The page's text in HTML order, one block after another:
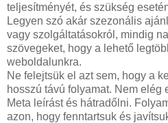
teljesítményét, és szükség
Legyen szó akár szezonális
vagy szolgáltatásokról, mindig
szövegeket, hogy a lehető
weboldalunkra.
Ne felejtsük el azt sem, hogy a
hosszú távú folyamat. Nem elég
Meta leírást és hátradőlni.
azon, hogy fenntartsuk és